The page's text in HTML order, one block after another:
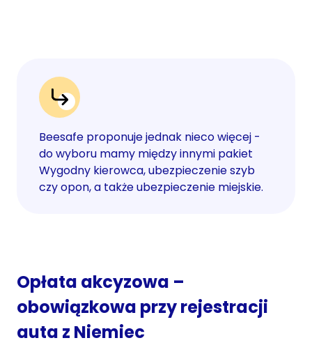
Beesafe proponuje jednak nieco więcej -
do wyboru mamy między innymi pakiet
Wygodny kierowca, ubezpieczenie szyb
czy opon, a także ubezpieczenie miejskie.
Opłata akcyzowa –
obowiązkowa przy rejestracji
auta z Niemiec